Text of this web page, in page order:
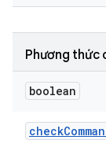
Phương thức
boolean
check